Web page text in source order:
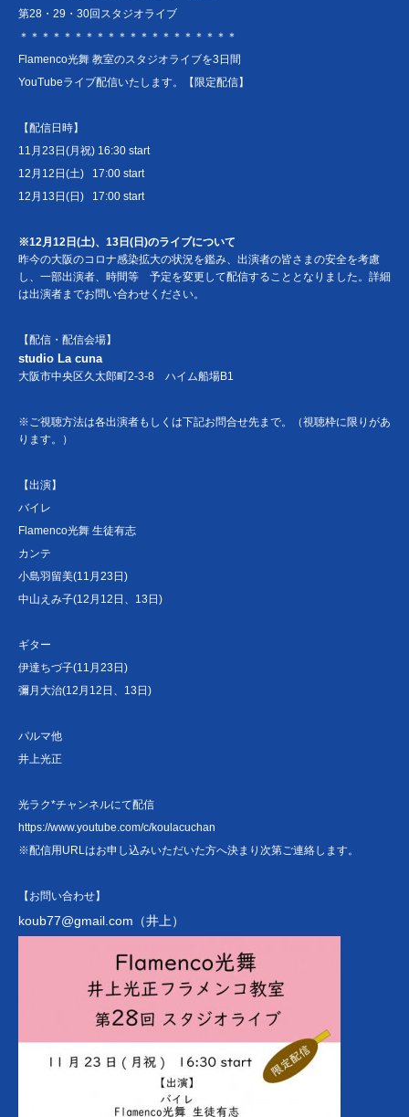
第28・29・30回スタジオライブ
＊＊＊＊＊＊＊＊＊＊＊＊＊＊＊＊＊＊＊＊
Flamenco光舞 教室のスタジオライブを3日間
YouTubeライブ配信いたします。【限定配信】
【配信日時】
11月23日(月祝) 16:30 start
12月12日(土) 17:00 start
12月13日(日) 17:00 start
※12月12日(土)、13日(日)のライブについて
昨今の大阪のコロナ感染拡大の状況を鑑み、出演者の皆さまの安全を考慮
し、一部出演者、時間等 予定を変更して配信することとなりました。詳細
は出演者までお問い合わせください。
【配信・配信会場】
studio La cuna
大阪市中央区久太郎町2-3-8 ハイム船場B1
※ご視聴方法は各出演者もしくは下記お問合せ先まで。（視聴枠に限りがあ
ります。）
【出演】
バイレ
Flamenco光舞 生徒有志
カンテ
小島羽留美(11月23日)
中山えみ子(12月12日、13日)
ギター
伊達ちづ子(11月23日)
彌月大治(12月12日、13日)
パルマ他
井上光正
光ラク*チャンネルにて配信
https://www.youtube.com/c/koulacuchan
※配信用URLはお申し込みいただいた方へ決まり次第ご連絡します。
【お問い合わせ】
koub77@gmail.com （井上）